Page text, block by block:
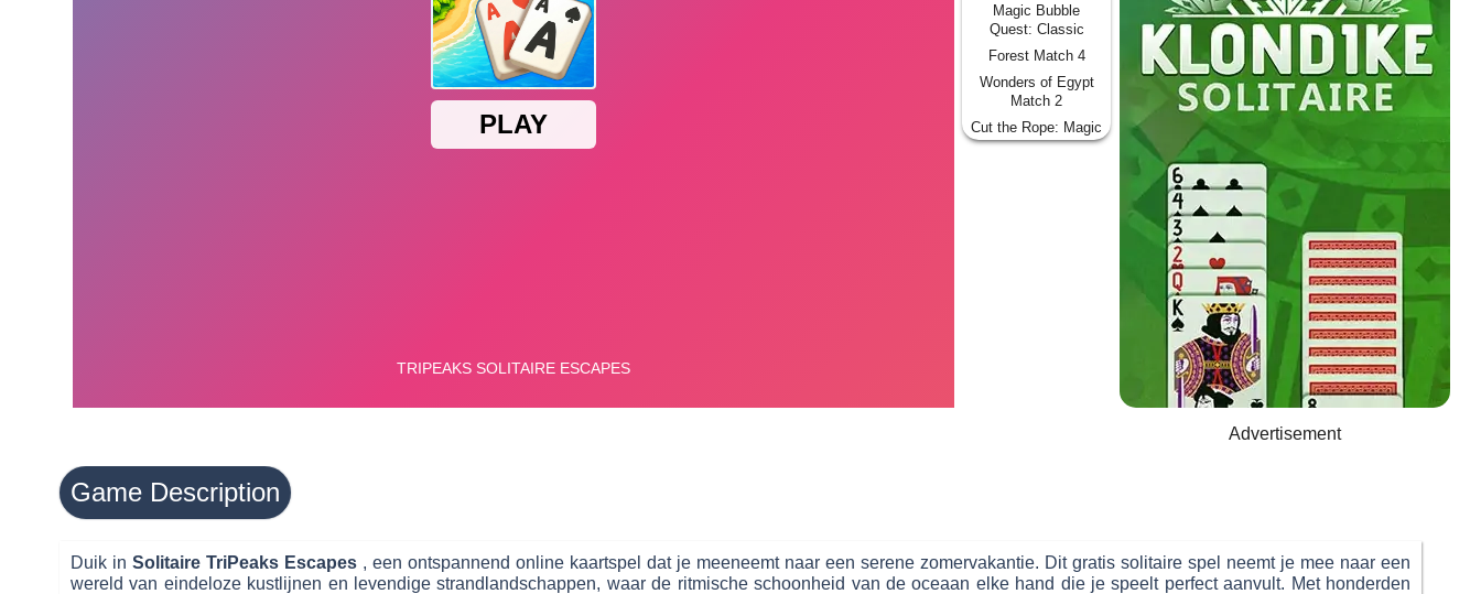
Magic Bubble
Quest: Classic
Forest Match 4
Wonders of Egypt
Match 2
Cut the Rope: Magic
Advertisement
Game Description
Duik in Solitaire TriPeaks Escapes , een ontspannend online kaartspel dat je meeneemt naar een serene zomervakantie. Dit gratis solitaire spel neemt je mee naar een
wereld van eindeloze kustlijnen en levendige strandlandschappen, waar de ritmische schoonheid van de oceaan elke hand die je speelt perfect aanvult. Met honderden